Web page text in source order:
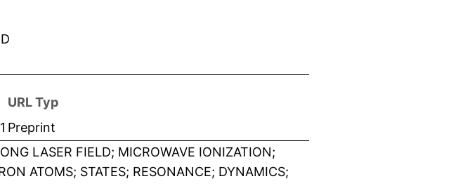
URL Typ
Preprint
LASER FIELD; MICROWAVE IONIZATION;
ATOMS; STATES; RESONANCE; DYNAMICS;